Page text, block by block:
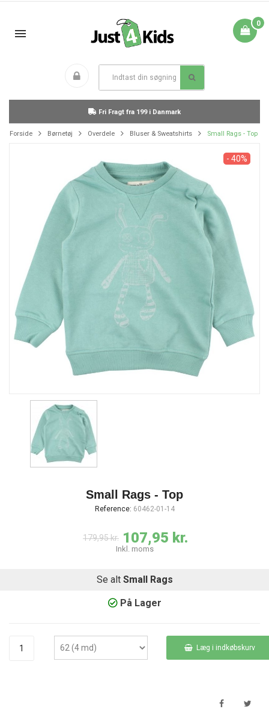
0
Fri Fragt fra 199 i Danmark
Forside Børnetøj Overdele Bluser & Sweatshirts Small Rags - Top
- 40%
Small Rags - Top
Reference: 60462-01-14
179,95 kr. 107,95 kr.
Inkl. moms
Se alt Small Rags
På Lager
Læg i indkøbskurv